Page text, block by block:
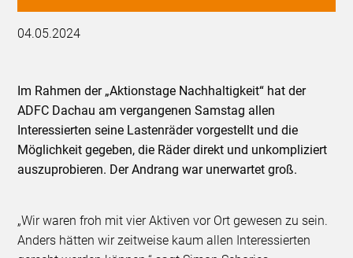
04.05.2024
Im Rahmen der „Aktionstage Nachhaltigkeit“ hat der
ADFC Dachau am vergangenen Samstag allen
Interessierten seine Lastenräder vorgestellt und die
Möglichkeit gegeben, die Räder direkt und unkompliziert
auszuprobieren. Der Andrang war unerwartet groß.
„Wir waren froh mit vier Aktiven vor Ort gewesen zu sein.
Anders hätten wir zeitweise kaum allen Interessierten